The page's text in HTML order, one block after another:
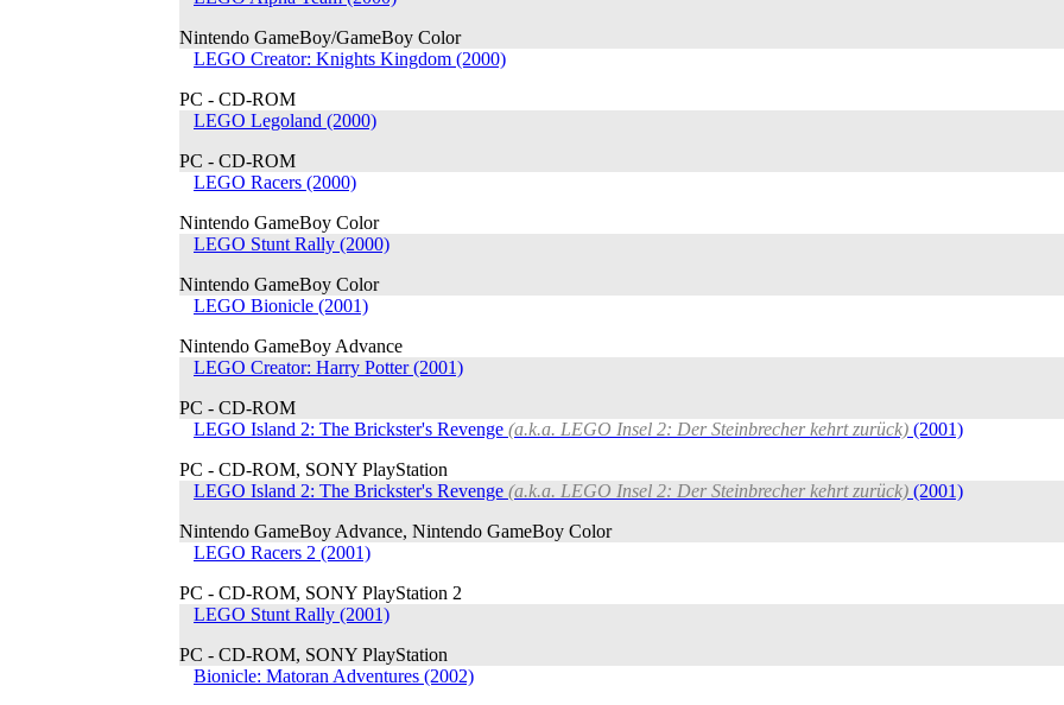
Nintendo GameBoy/GameBoy Color
LEGO Creator: Knights Kingdom (2000)
PC - CD-ROM
LEGO Legoland (2000)
PC - CD-ROM
LEGO Racers (2000)
Nintendo GameBoy Color
LEGO Stunt Rally (2000)
Nintendo GameBoy Color
LEGO Bionicle (2001)
Nintendo GameBoy Advance
LEGO Creator: Harry Potter (2001)
PC - CD-ROM
LEGO Island 2: The Brickster's Revenge (a.k.a. LEGO Insel 2: Der Steinbrecher kehrt zurück) (2001)
PC - CD-ROM, SONY PlayStation
LEGO Island 2: The Brickster's Revenge (a.k.a. LEGO Insel 2: Der Steinbrecher kehrt zurück) (2001)
Nintendo GameBoy Advance, Nintendo GameBoy Color
LEGO Racers 2 (2001)
PC - CD-ROM, SONY PlayStation 2
LEGO Stunt Rally (2001)
PC - CD-ROM, SONY PlayStation
Bionicle: Matoran Adventures (2002)